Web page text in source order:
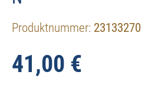
Produktnummer: 23133270
41,00 €